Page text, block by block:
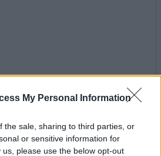
My Personal Information
the sale, sharing to third parties, or
or sensitive information for
please use the below opt-out
στο Instagram.
Η δημοσίευση κοινοποιήθηκε από το χρήστη The Art Of Bragi (@the.art.of.bragi)